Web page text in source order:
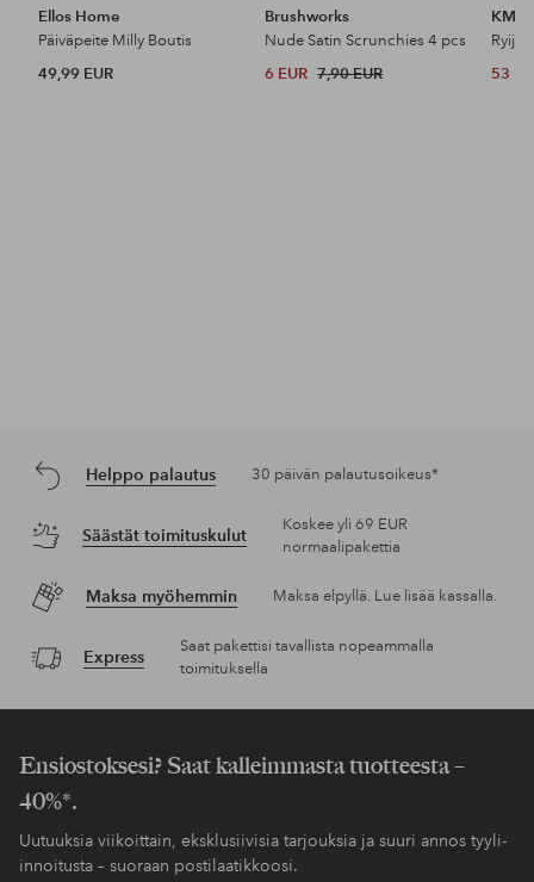
Ellos Home
Päiväpeite Milly Boutis
49,99 EUR
Brushworks
Nude Satin Scrunchies 4 pcs
6 EUR 7,90 EUR
KM
53
Helppo palautus 30 päivän palautusoikeus*
Säästät toimituskulut
Koskee yli 69 EUR
normaalipakettia
Maksa myöhemmin Maksa elpyllä. Lue lisää kassalla.
Express
Saat pakettisi tavallista nopeammalla
toimituksella
Ensiostoksesi? Saat kalleimmasta tuotteesta –
40%*.
Uutuuksia viikoittain, eksklusiivisia tarjouksia ja suuri annos tyyli-
innoitusta – suoraan postilaatikkoosi.